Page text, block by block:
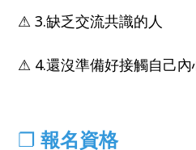
⚠ 3.缺乏交流共識的人
⚠ 4.還沒準備好接觸自己內
❐報名資格